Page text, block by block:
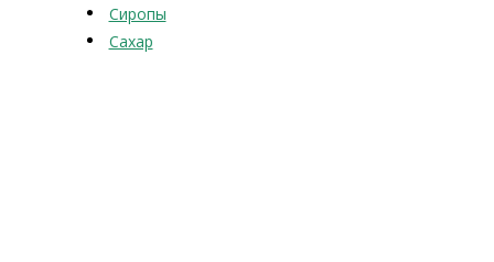
Сиропы
Сахар